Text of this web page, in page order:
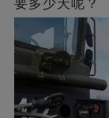
要多少天呢？